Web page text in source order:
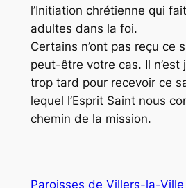
l’Initiation chrétienne qui
adultes dans la foi.
Certains n’ont pas reçu ce
peut-être votre cas. Il n’est
trop tard pour recevoir ce
lequel l’Esprit Saint nous
chemin de la mission.
Paroisses de Villers-la-